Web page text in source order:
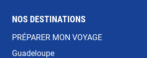
NOS DESTINATIONS
PRÉPARER MON VOYAGE
Guadeloupe